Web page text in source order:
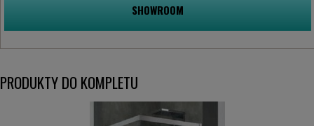
SHOWROOM
PRODUKTY DO KOMPLETU